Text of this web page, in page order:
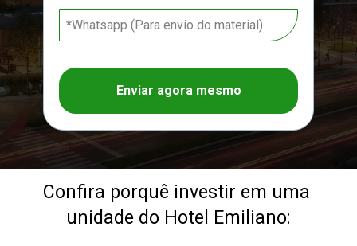
Enviar agora mesmo
Confira porquê investir em uma
unidade do Hotel Emiliano: